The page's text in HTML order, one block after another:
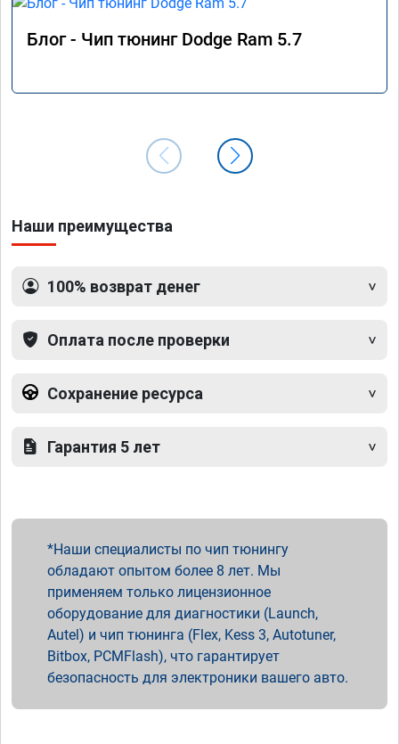
Блог - Чип тюнинг Dodge Ram 5.7
Наши преимущества
100% возврат денег
Оплата после проверки
Сохранение ресурса
Гарантия 5 лет
Наши специалисты по чип тюнингу
обладают опытом более 8 лет. Мы
применяем только лицензионное
оборудование для диагностики (Launch,
Autel) и чип тюнинга (Flex, Kess 3, Autotuner,
Bitbox, PCMFlash), что гарантирует
безопасность для электроники вашего авто.